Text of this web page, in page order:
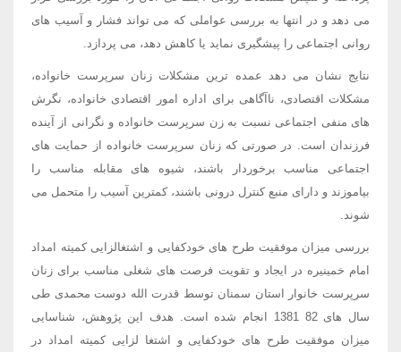
می دهد و در انتها به بررسی عواملی که می تواند فشار و آسیب های
روانی اجتماعی را پیشگیری نماید یا کاهش دهد، می پردازد.
نتایج نشان می دهد عمده ترین مشکلات زنان سرپرست خانواده،
مشکلات اقتصادی، ناآگاهی برای اداره امور اقتصادی خانواده، نگرش
های منفی اجتماعی نسبت به زن سرپرست خانواده و نگرانی از آینده
فرزندان است. در صورتی که زنان سرپرست خانواده از حمایت های
اجتماعی مناسب برخوردار باشند، شیوه های مقابله مناسب را
بیاموزند و دارای منبع کنترل درونی باشند، کمترین آسیب را متحمل می
شوند.
بررسی میزان موفقیت طرح های خودکفایی و اشتغالزایی کمیته امداد
امام خمینیره در ایجاد و تقویت فرصت های شغلی مناسب برای زنان
سرپرست خانوار استان سمنان توسط قدرت الله دوست محمدی طی
سال های 82 1381 انجام شده است. هدف این پژوهش، شناسایی
میزان موفقیت طرح های خودکفایی و اشتغا لزایی کمیته امداد در